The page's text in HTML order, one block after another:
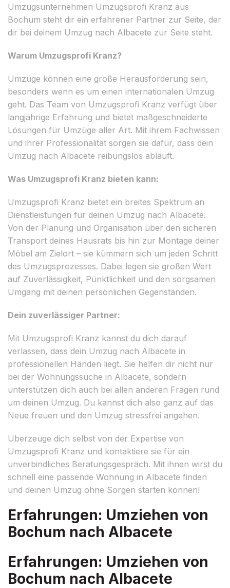
Umzugsunternehmen Umzugsprofi Kranz aus
Bochum steht dir ein erfahrener Partner zur Seite, der
dir bei deinem Umzug nach Albacete zur Seite steht.
Warum Umzugsprofi Kranz?
Umzüge können eine große Herausforderung sein,
besonders wenn es um einen internationalen Umzug
geht. Das Team von Umzugsprofi Kranz verfügt über
langjährige Erfahrung und bietet maßgeschneiderte
Lösungen für Umzüge aller Art. Mit ihrem Fachwissen
und ihrer Professionalität sorgen sie dafür, dass dein
Umzug nach Albacete reibungslos abläuft.
Was Umzugsprofi Kranz bieten kann:
Umzugsprofi Kranz bietet ein breites Spektrum an
Dienstleistungen für deinen Umzug nach Albacete.
Von der Planung und Organisation über den sicheren
Transport deines Hausrats bis hin zur Montage deiner
Möbel am Zielort – sie kümmern sich um jeden Schritt
des Umzugsprozesses. Dabei legen sie großen Wert
auf Zuverlässigkeit, Pünktlichkeit und den sorgsamen
Umgang mit deinen persönlichen Gegenständen.
Dein zuverlässiger Partner:
Mit Umzugsprofi Kranz kannst du dich darauf
verlassen, dass dein Umzug nach Albacete in
professionellen Händen liegt. Sie helfen dir nicht nur
bei der Wohnungssuche in Albacete, sondern
unterstützen dich auch bei allen anderen Fragen rund
um deinen Umzug. Du kannst dich also ganz auf das
Neue freuen und den Umzug stressfrei angehen.
Überzeuge dich selbst von der Expertise von
Umzugsprofi Kranz und kontaktiere sie für ein
unverbindliches Beratungsgespräch. Mit ihnen wirst du
schnell eine passende Wohnung in Albacete finden
und deinen Umzug ohne Sorgen starten können!
Erfahrungen: Umziehen von
Bochum nach Albacete
Erfahrungen: Umziehen von
Bochum nach Albacete